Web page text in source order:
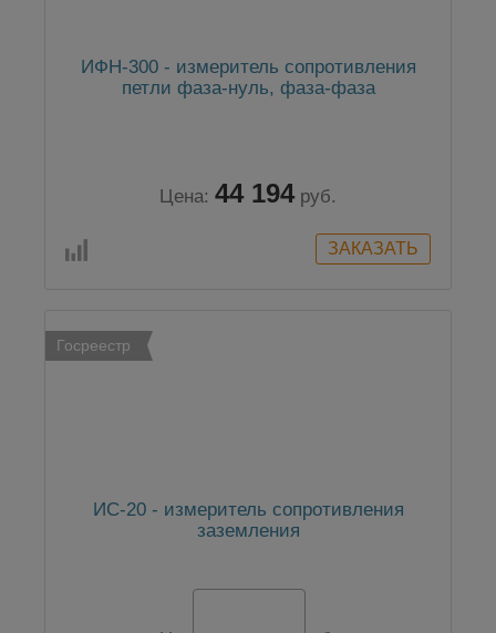
ИФН-300 - измеритель сопротивления
петли фаза-нуль, фаза-фаза
Цена: 44 194 руб.
Госреестр
ИС-20 - измеритель сопротивления
заземления